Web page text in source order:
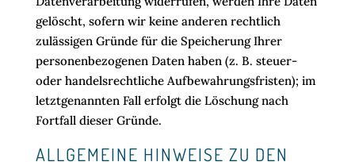
gelöscht, sofern wir keine anderen rechtlich
zulässigen Gründe für die Speicherung Ihrer
personenbezogenen Daten haben (z. B. steuer-
oder handelsrechtliche Aufbewahrungsfristen); im
letztgenannten Fall erfolgt die Löschung nach
Fortfall dieser Gründe.
ALLGEMEINE HINWEISE ZU DEN